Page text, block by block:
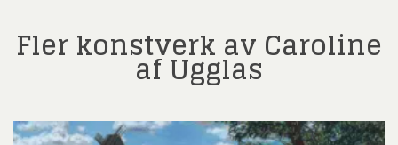
Fler konstverk av Caroline
af Ugglas